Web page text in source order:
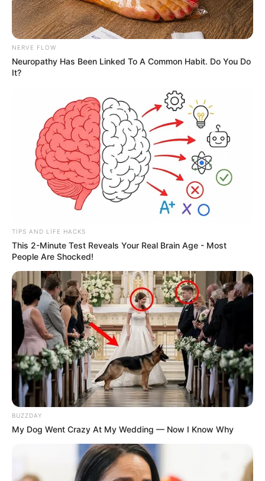
Cənubi Qafqazda kommunikasiyaların
açılması İran üçün hansı nəticələri vəd
edir? —ŞƏRH
67
11:33 / 06 Avqust 2026 KRİMİNAL
Azərbaycanda dəhşət:Mağaza sahibi
müştərini ürəyindən bıçaqladı
66 0 0
NERVE FLOW
Neuropathy Has Been Linked To A Common Habit. Do You Do
It?
TIPS AND LIFE HACKS
This 2-Minute Test Reveals Your Real Brain Age - Most
People Are Shocked!
BUZZDAY
My Dog Went Crazy At My Wedding — Now I Know Why